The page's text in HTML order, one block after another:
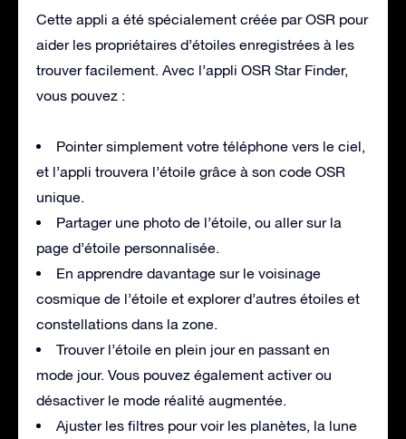
Cette appli a été spécialement créée par OSR pour
aider les propriétaires d’étoiles enregistrées à les
trouver facilement. Avec l’appli OSR Star Finder,
vous pouvez :
Pointer simplement votre téléphone vers le ciel,
et l’appli trouvera l’étoile grâce à son code OSR
unique.
Partager une photo de l’étoile, ou aller sur la
page d’étoile personnalisée.
En apprendre davantage sur le voisinage
cosmique de l’étoile et explorer d’autres étoiles et
constellations dans la zone.
Trouver l’étoile en plein jour en passant en
mode jour. Vous pouvez également activer ou
désactiver le mode réalité augmentée.
Ajuster les filtres pour voir les planètes, la lune